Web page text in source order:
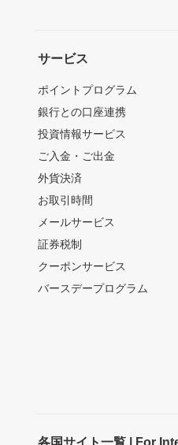
サービス
ポイントプログラム
銀行との口座連携
投資情報サービス
ご入金・ご出金
外貨決済
お取引時間
メールサービス
証券税制
クーポンサービス
バースデープログラム
各国サイト一覧 | For